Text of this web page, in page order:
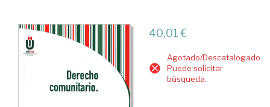
40,01 €
Agotado/Descatalogado.
Puede solicitar
búsqueda.